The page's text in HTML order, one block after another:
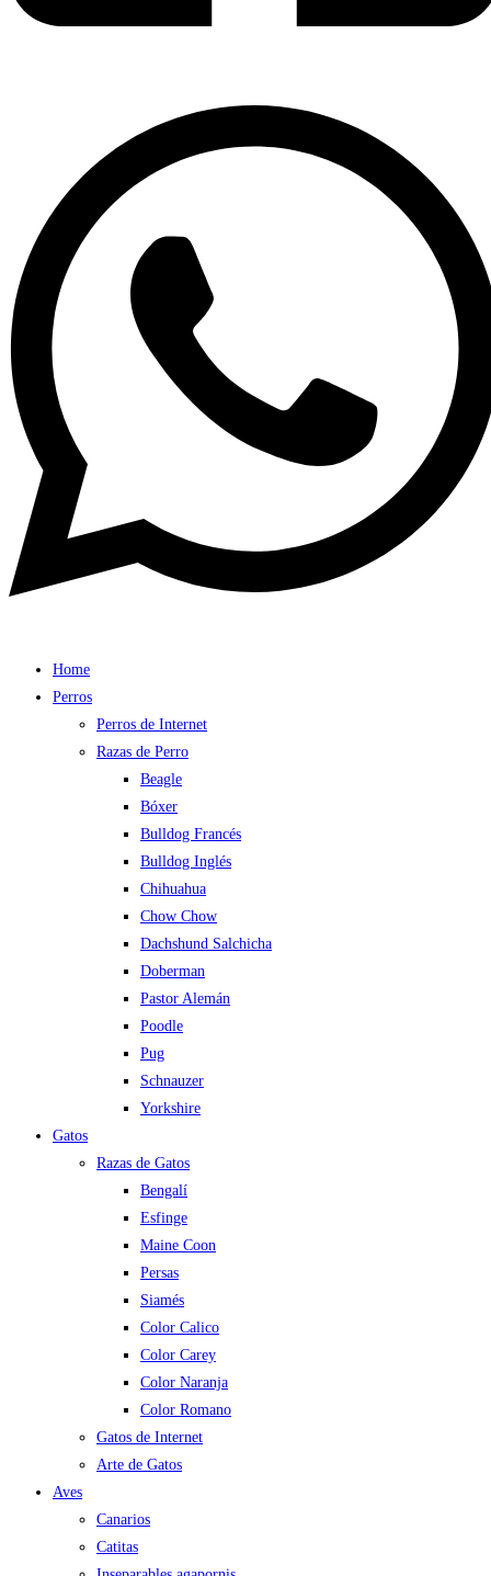
Home
Perros
Perros de Internet
Razas de Perro
Beagle
Bóxer
Bulldog Francés
Bulldog Inglés
Chihuahua
Chow Chow
Dachshund Salchicha
Doberman
Pastor Alemán
Poodle
Pug
Schnauzer
Yorkshire
Gatos
Razas de Gatos
Bengalí
Esfinge
Maine Coon
Persas
Siamés
Color Calico
Color Carey
Color Naranja
Color Romano
Gatos de Internet
Arte de Gatos
Aves
Canarios
Catitas